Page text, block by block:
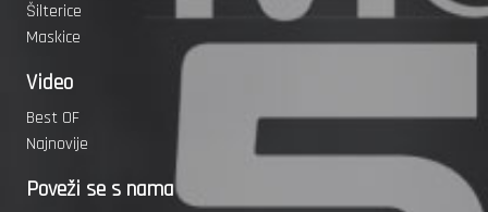
Šilterice
Maskice
Video
Best OF
Najnovije
Poveži se s nama